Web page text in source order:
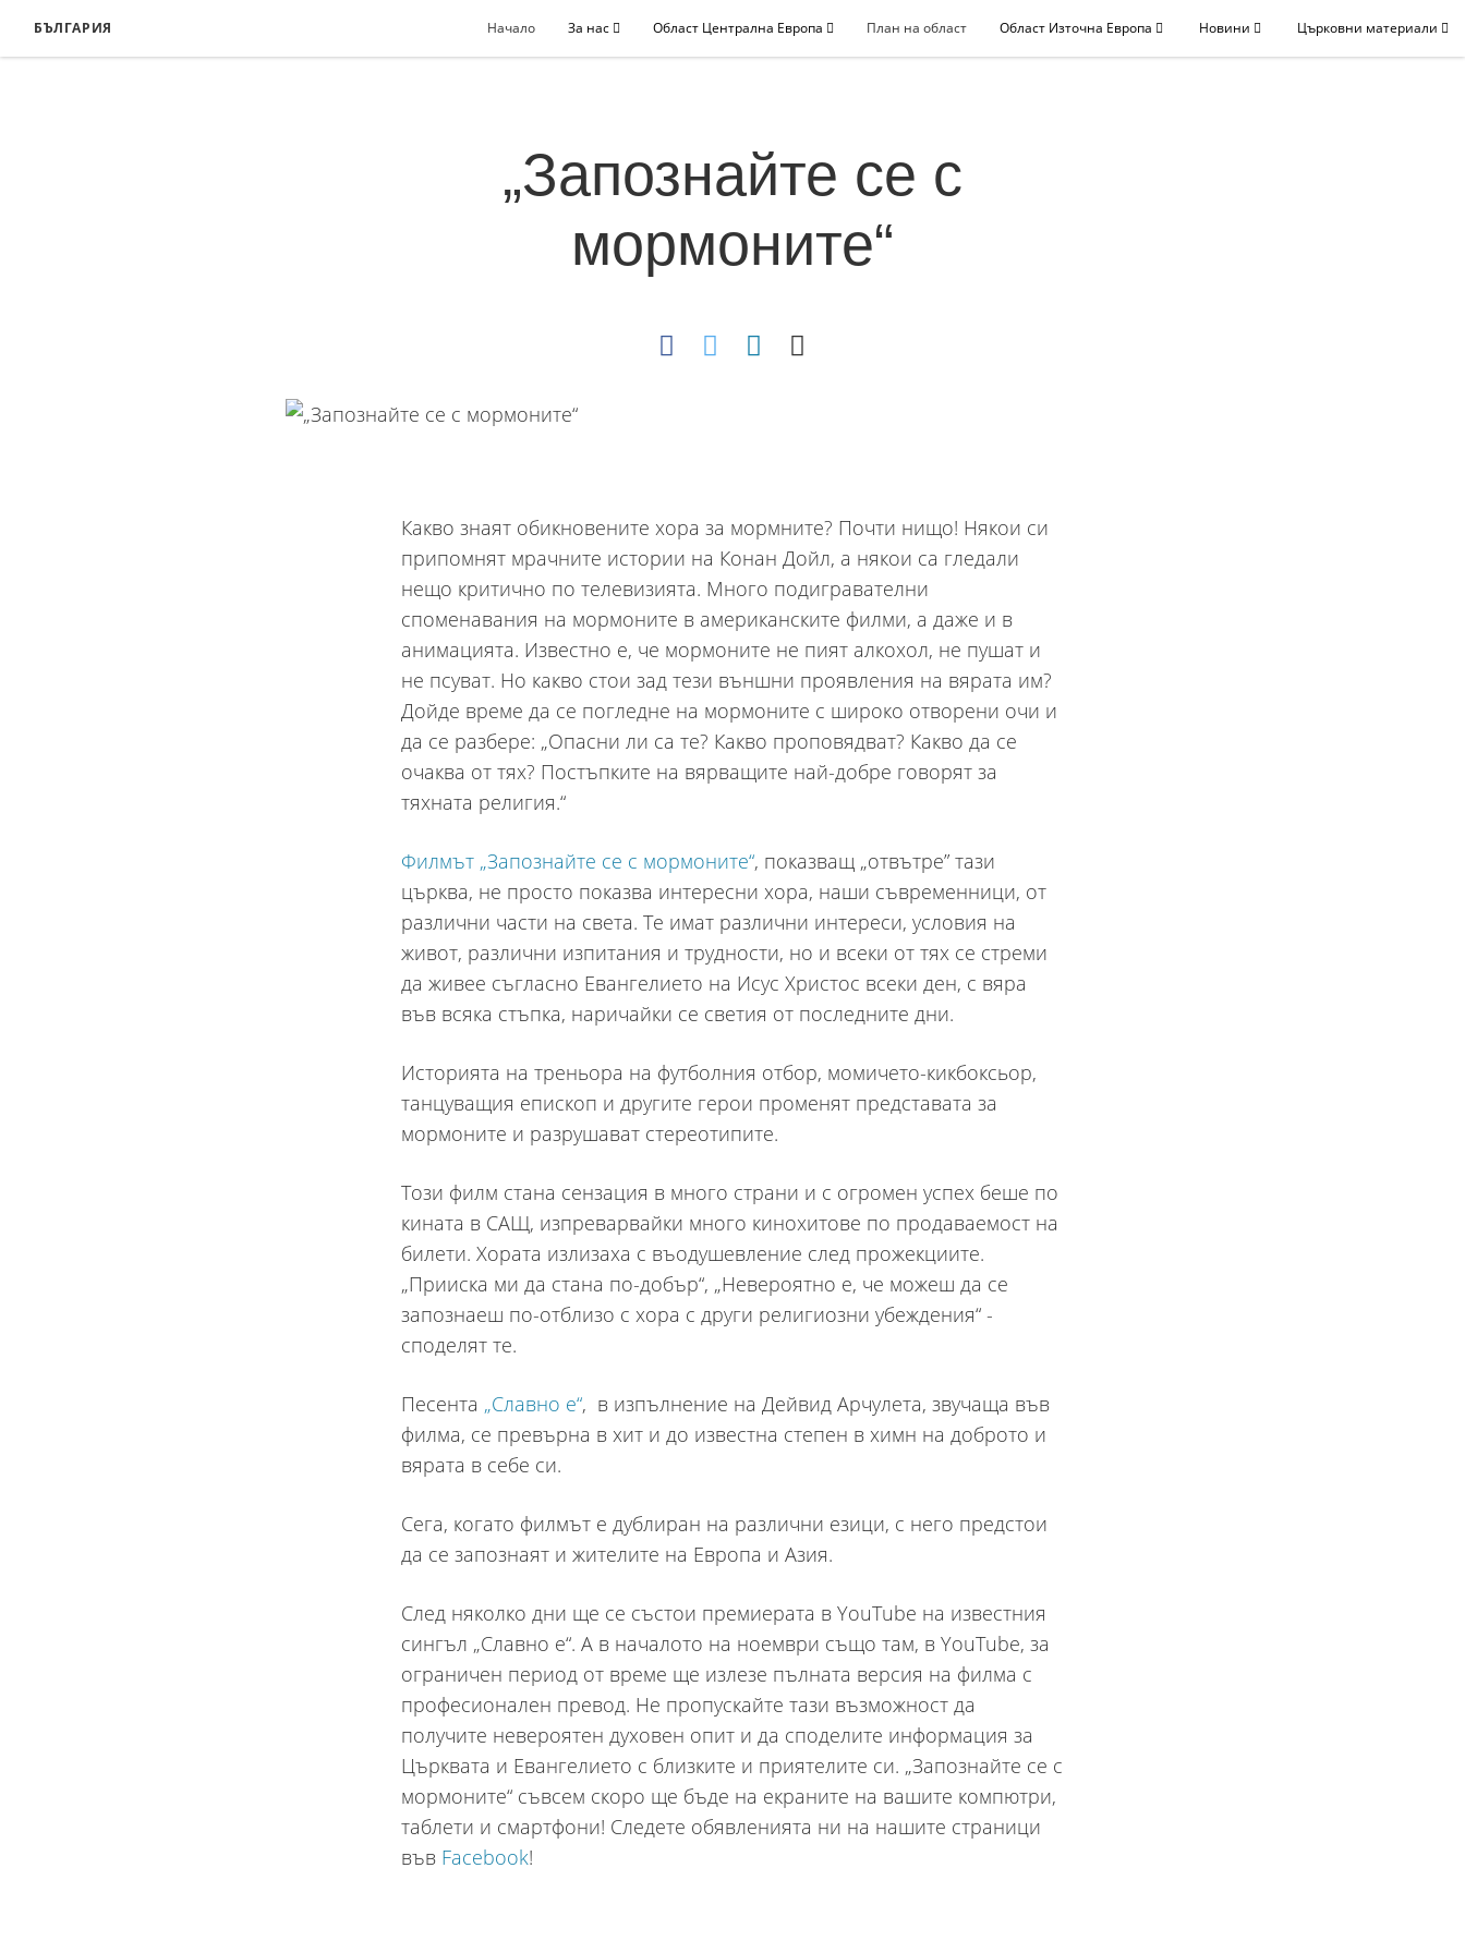
БЪЛГАРИЯ Начало За нас Област Централна Европа План на област Област Източна Европа Новини Църковни материали
„Запознайте се с
мормоните“
Какво знаят обикновените хора за мормните? Почти нищо! Някои си
припомнят мрачните истории на Конан Дойл, а някои са гледали
нещо критично по телевизията. Много подигравателни
споменавания на мормоните в американските филми, а даже и в
анимацията. Известно е, че мормоните не пият алкохол, не пушат и
не псуват. Но какво стои зад тези външни проявления на вярата им?
Дойде време да се погледне на мормоните с широко отворени очи и
да се разбере: „Опасни ли са те? Какво проповядват? Какво да се
очаква от тях? Постъпките на вярващите най-добре говорят за
тяхната религия.“
Филмът „Запознайте се с мормоните“, показващ „отвътре” тази
църква, не просто показва интересни хора, наши съвременници, от
различни части на света. Те имат различни интереси, условия на
живот, различни изпитания и трудности, но и всеки от тях се стреми
да живее съгласно Евангелието на Исус Христос всеки ден, с вяра
във всяка стъпка, наричайки се светия от последните дни.
Историята на треньора на футболния отбор, момичето-кикбоксьор,
танцуващия епископ и другите герои променят представата за
мормоните и разрушават стереотипите.
Този филм стана сензация в много страни и с огромен успех беше по
кината в САЩ, изпреварвайки много кинохитове по продаваемост на
билети. Хората излизаха с въодушевление след прожекциите.
„Прииска ми да стана по-добър“, „Невероятно е, че можеш да се
запознаеш по-отблизо с хора с други религиозни убеждения“ -
споделят те.
Песента „Славно е“, в изпълнение на Дейвид Арчулета, звучаща във
филма, се превърна в хит и до известна степен в химн на доброто и
вярата в себе си.
Сега, когато филмът е дублиран на различни езици, с него предстои
да се запознаят и жителите на Европа и Азия.
След няколко дни ще се състои премиерата в YouTube на известния
сингъл „Славно е“. А в началото на ноември също там, в YouTube, за
ограничен период от време ще излезе пълната версия на филма с
професионален превод. Не пропускайте тази възможност да
получите невероятен духовен опит и да споделите информация за
Църквата и Евангелието с близките и приятелите си. „Запознайте се с
мормоните“ съвсем скоро ще бъде на екраните на вашите компютри,
таблети и смартфони! Следете обявленията ни на нашите страници
във Facebook!